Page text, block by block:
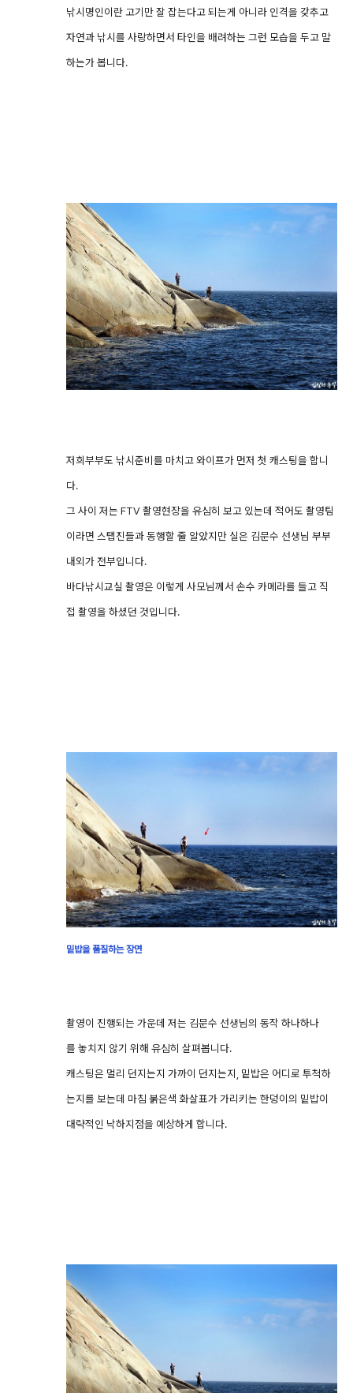
낚시명인이란 고기만 잘 잡는다고 되는게 아니라 인격을 갖추고
자연과 낚시를 사랑하면서 타인을 배려하는 그런 모습을 두고 말
하는가 봅니다.
저희부부도 낚시준비를 마치고 와이프가 먼저 첫 캐스팅을 합니
다.
그 사이 저는 FTV 촬영현장을 유심히 보고 있는데 적어도 촬영팀
이라면 스탭진들과 동행할 줄 알았지만 실은 김문수 선생님 부부
내외가 전부입니다.
바다낚시교실 촬영은 이렇게 사모님께서 손수 카메라를 들고 직
접 촬영을 하셨던 것입니다.
밑밥을 품질하는 장면
촬영이 진행되는 가운데 저는 김문수 선생님의 동작 하나하나
를 놓치지 않기 위해 유심히 살펴봅니다.
캐스팅은 멀리 던지는지 가까이 던지는지, 밑밥은 어디로 투척하
는지를 보는데 마침 붉은색 화살표가 가리키는 한덩이의 밑밥이
대략적인 낙하지점을 예상하게 합니다.